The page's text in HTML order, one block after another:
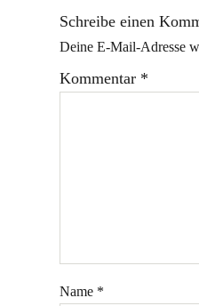
Schreibe einen
Deine E-Mail-Adresse
Kommentar *
Name *